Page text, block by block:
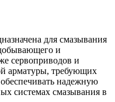
для смазывания
и
сервоприводов и
арматуры, требующих
надежную
системах смазывания в